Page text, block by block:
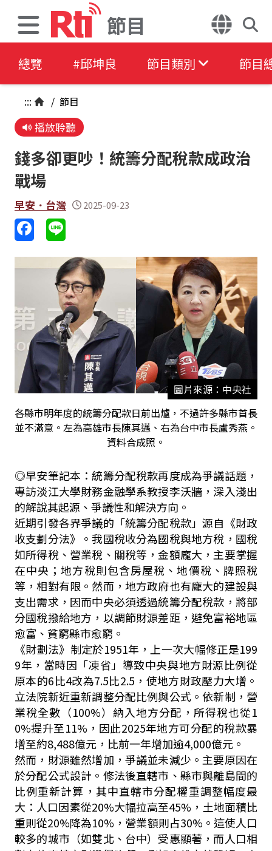
節目
總覽 #邱坤良 節目類別 節目
::: / 節目
播放聆聽
錢多卻更吵！統籌分配稅款成政治
戰場
早安．台灣 2025-09-23
圖片來源：中央社
各縣市明年度的統籌分配款日前出爐，不過許多縣市首長
並不滿意。左為高雄市長陳其邁、右為台中市長盧秀燕。
資料合成照。
◎早安筆記本：統籌分配稅款再度成為爭議話題，
專訪淡江大學財務金融學系教授李沃牆，深入淺出
的解說其起源、爭議性和解決方向。
近期引發各界爭議的「統籌分配稅款」源自《財政
收支劃分法》。我國稅收分為國稅與地方稅，國稅
如所得稅、營業稅、關稅等，金額龐大，主要掌握
在中央；地方稅則包含房屋稅、地價稅、牌照稅
等，相對有限。然而，地方政府也有龐大的建設與
支出需求，因而中央必須透過統籌分配稅款，將部
分國稅撥給地方，以調節財源差距，避免富裕地區
愈富、貧窮縣市愈窮。
《財劃法》制定於1951年，上一次大幅修正是199
9年，當時因「凍省」導致中央與地方財源比例從
原本的6比4改為7.5比2.5，使地方財政壓力大增。
立法院新近重新調整分配比例與公式。依新制，營
業稅全數（100%）納入地方分配，所得稅也從1
0%提升至11%，因此2025年地方可分配的稅款暴
增至約8,488億元，比前一年增加逾4,000億元。
然而，財源雖然增加，爭議並未減少。主要原因在
於分配公式設計。修法後直轄市、縣市與離島間的
比例重新計算，其中直轄市分配權重調整幅度最
大：人口因素從20%大幅拉高至45%，土地面積比
重則從20%降為10%，營業額則占30%。這使人口
較多的城市（如雙北、台中）受惠顯著，而人口相